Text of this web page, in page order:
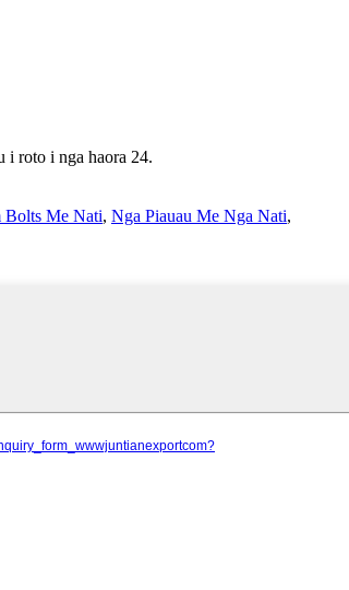
i roto i nga haora 24.
Bolts Me Nati, Nga Piauau Me Nga Nati,